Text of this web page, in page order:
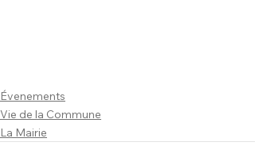
Évenements
Vie de la Commune
La Mairie